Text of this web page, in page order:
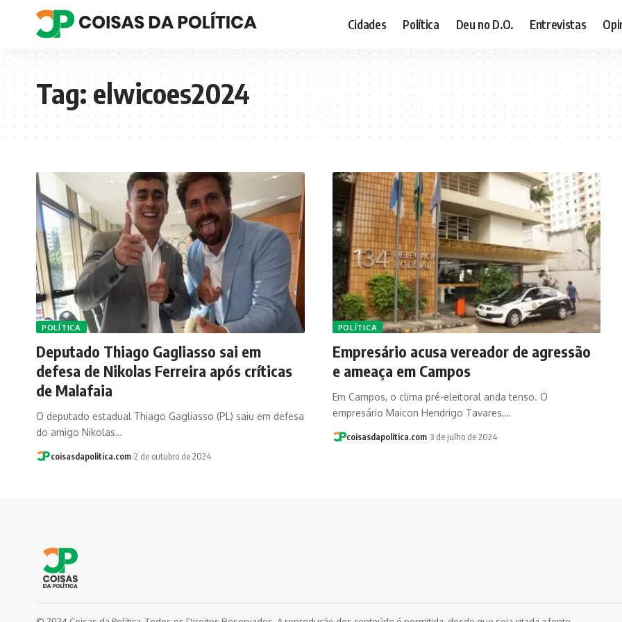
Cidades Política Deu no D.O. Entrevistas
Tag:elwicoes2024
POLÍTICA
Deputado Thiago Gagliasso sai em
defesa de Nikolas Ferreira após críticas
de Malafaia
O deputado estadual Thiago Gagliasso (PL) saiu em defesa
do amigo Nikolas…
coisasdapolitica.com 2 de outubro de 2024
POLÍTICA
Empresário acusa vereador de agressão
e ameaça em Campos
Em Campos, o clima pré-eleitoral anda tenso. O
empresário Maicon Hendrigo Tavares,…
coisasdapolitica.com 3 de julho de 2024